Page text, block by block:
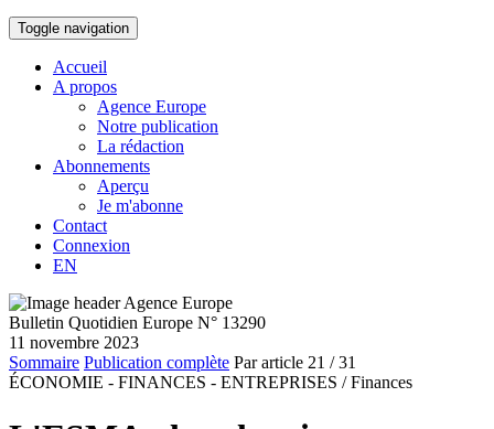
Toggle navigation
Accueil
A propos
Agence Europe
Notre publication
La rédaction
Abonnements
Aperçu
Je m'abonne
Contact
Connexion
EN
Bulletin Quotidien Europe N° 13290
11 novembre 2023
Sommaire Publication complète Par article 21 / 31
ÉCONOMIE - FINANCES - ENTREPRISES / Finances